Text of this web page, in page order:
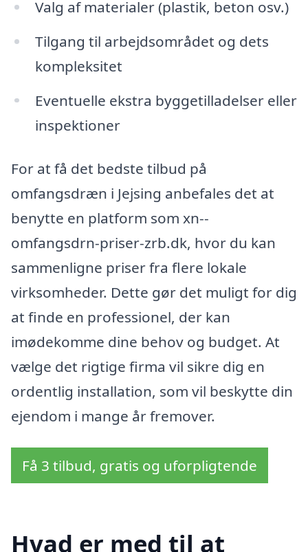
Valg af materialer (plastik, beton osv.)
Tilgang til arbejdsområdet og dets
kompleksitet
Eventuelle ekstra byggetilladelser eller
inspektioner
For at få det bedste tilbud på
omfangsdræn i Jejsing anbefales det at
benytte en platform som xn--
omfangsdrn-priser-zrb.dk, hvor du kan
sammenligne priser fra flere lokale
virksomheder. Dette gør det muligt for dig
at finde en professionel, der kan
imødekomme dine behov og budget. At
vælge det rigtige firma vil sikre dig en
ordentlig installation, som vil beskytte din
ejendom i mange år fremover.
Få 3 tilbud, gratis og uforpligtende
Hvad er med til at